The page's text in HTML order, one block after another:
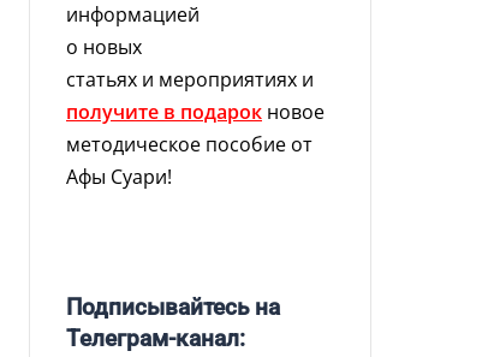
информацией
о новых
статьях и мероприятиях и
получите в подарок новое
методическое пособие от
Афы Суари!
Подписывайтесь на
Телеграм-канал: